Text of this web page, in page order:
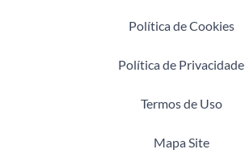
Política de Cookies
Política de Privacidade
Termos de Uso
Mapa Site